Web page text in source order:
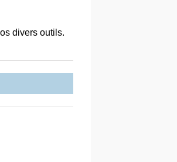
divers outils.